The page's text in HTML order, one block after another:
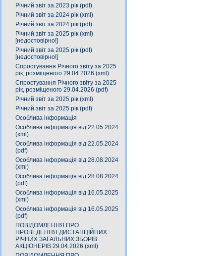
Річний звіт за 2023 рік (pdf)
Річний звіт за 2024 рік (xml)
Річний звіт за 2024 рік (pdf)
Річний звіт за 2025 рік (xml)
[недостовірно!]
Річний звіт за 2025 рік (pdf)
[недостовірно!]
Спростування Річного звіту за 2025
рік, розміщеного 29.04.2026 (xml)
Спростування Річного звіту за 2025
рік, розміщеного 29.04.2026 (pdf)
Річний звіт за 2025 рік (xml)
Річний звіт за 2025 рік (pdf)
Особлива інформація
Особлива інформація від 22.05.2024
(xml)
Особлива інформація від 22.05.2024
(pdf)
Особлива інформація від 28.08.2024
(xml)
Особлива інформація від 28.08.2024
(pdf)
Особлива інформація від 16.05.2025
(xml)
Особлива інформація від 16.05.2025
(pdf)
ПОВІДОМЛЕННЯ ПРО
ПРОВЕДЕННЯ ДИСТАНЦІЙНИХ
РІЧНИХ ЗАГАЛЬНИХ ЗБОРІВ
АКЦІОНЕРІВ 29.04.2026 (xml)